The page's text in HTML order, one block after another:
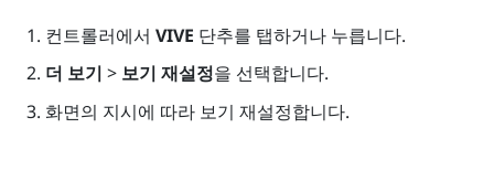
컨트롤러에서 VIVE 단추를 탭하거나 누릅니다.
더 보기 > 보기 재설정을 선택합니다.
화면의 지시에 따라 보기 재설정합니다.